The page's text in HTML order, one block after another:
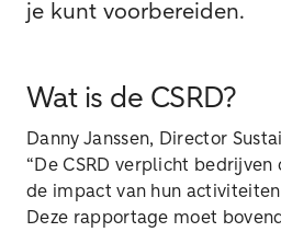
je kunt voorbereiden.
Wat is de CSRD?
Danny Janssen, Director
“De CSRD verplicht
de impact van hun
Deze rapportage moet